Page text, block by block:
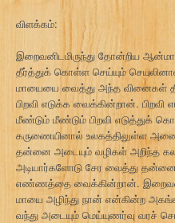
விளக்கம்:
இறைவனிடமிருந்து தோன்றிய
தீர்த்துக் கொள்ள செய்யும்
மாயையை வைத்து அந்த வினைகள்
பிறவி எடுக்க வைக்கின்றான். பிறவி
மீண்டும் மீண்டும் பிறவி எடுத்துக்
கருணையினால் உலகத்திலுள்ள
தன்னை அடையும் வழிகள் அறிந்த
அடியார்களோடு சேர வைத்து
எண்ணத்தை வைக்கின்றான்.
மாயை அழிந்து நான் என்கின்ற
வந்து அடையும் மெய்யுணர்வு வரச்